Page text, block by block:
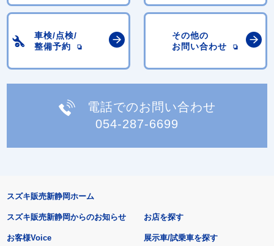
車検/点検/
整備予約
その他の
お問い合わせ
電話でのお問い合わせ
054-287-6699
スズキ販売新静岡ホーム
スズキ販売新静岡からのお知らせ
お客様Voice
お店を探す
展示車/試乗車を探す